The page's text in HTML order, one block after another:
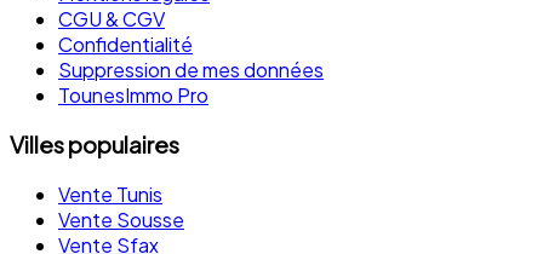
CGU & CGV
Confidentialité
Suppression de mes données
TounesImmo Pro
Villes populaires
Vente Tunis
Vente Sousse
Vente Sfax